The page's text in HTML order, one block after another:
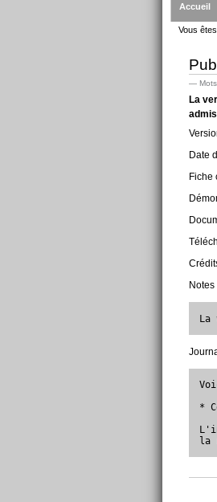
Accueil
Vous
—
La
Date
Fiche
Notes
La
*
la